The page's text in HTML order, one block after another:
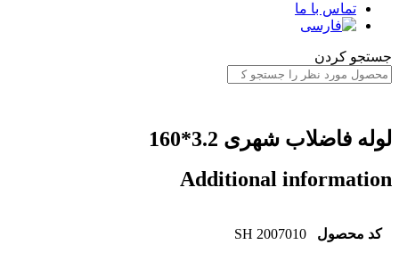
تماس با ما
جستجو کردن
لوله فاضلاب شهری 3.2*160
Additional information
کد محصول SH 2007010